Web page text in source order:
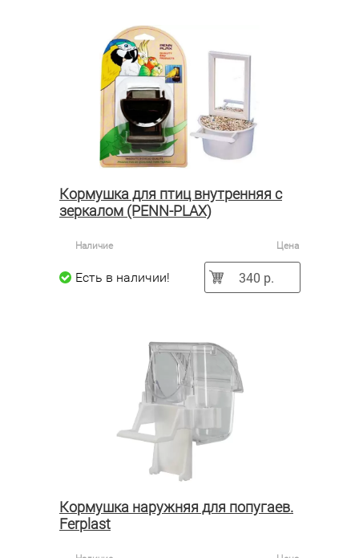
Кормушка для птиц внутренняя с
зеркалом (PENN-PLAX)
Наличие Цена
Есть в наличии! 340 р.
Кормушка наружняя для попугаев.
Ferplast